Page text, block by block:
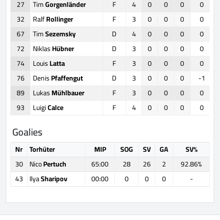
27
TimGorgenländer F 4 0 0 0
0
32
RalfRollinger F 3 0 0 0
0
67
TimSezemsky D 4 0 0 0
0
72
NiklasHübner D 3 0 0 0
0
74
LouisLatta F 3 0 0 0
0
76
DenisPfaffengut D 3 0 0 0
-1
89
LukasMühlbauer F 3 0 0 0
0
93
LuigiCalce F 4 0 0 0 0
Goalies
Nr Torhüter MIP SOG SV GA
SV%
30 NicoPertuch 65:00 28 26 2
92.86%
43 IlyaSharipov 00:00 0 0 0 -